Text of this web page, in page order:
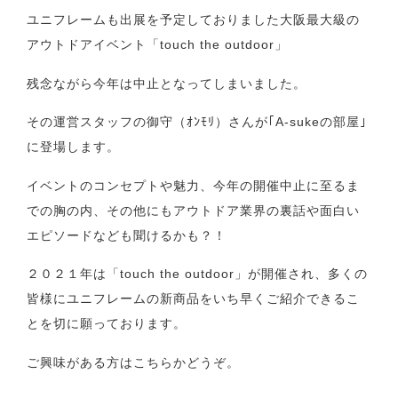
ユニフレームも出展を予定しておりました大阪最大級の
アウトドアイベント「touch the outdoor」
残念ながら今年は中止となってしまいました。
その運営スタッフの御守（ｵﾝﾓﾘ）さんが｢A-sukeの部屋｣
に登場します。
イベントのコンセプトや魅力、今年の開催中止に至るま
での胸の内、その他にもアウトドア業界の裏話や面白い
エピソードなども聞けるかも？！
２０２１年は「touch the outdoor」が開催され、多くの
皆様にユニフレームの新商品をいち早くご紹介できるこ
とを切に願っております。
ご興味がある方はこちらかどうぞ。